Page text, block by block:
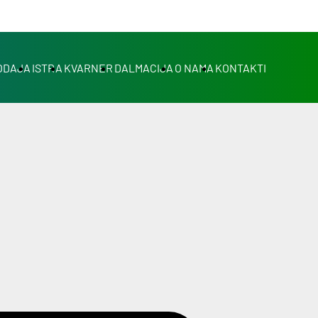
ISTRA KVARNER DALMACIJA O NAMA KONTAKTI